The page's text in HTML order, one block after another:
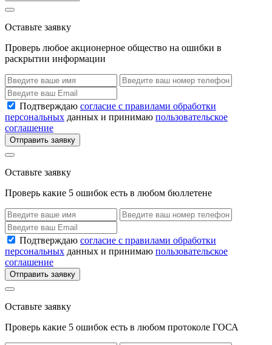
Оставьте заявку
Проверь любое акционерное общество на ошибки в
раскрытии информации
Подтверждаю согласие с правилами обработки
персональных данных и принимаю пользовательское
соглашение
Отправить заявку
Оставьте заявку
Проверь какие 5 ошибок есть в любом бюллетене
Подтверждаю согласие с правилами обработки
персональных данных и принимаю пользовательское
соглашение
Отправить заявку
Оставьте заявку
Проверь какие 5 ошибок есть в любом протоколе ГОСА